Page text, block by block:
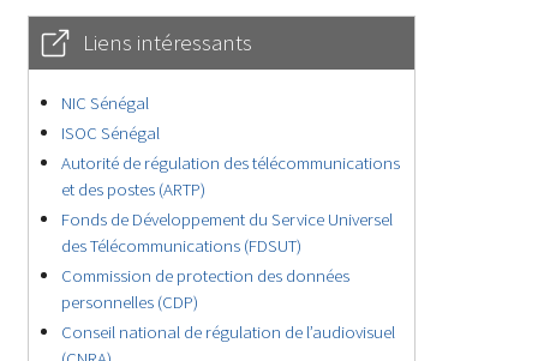
Liens intéressants
NIC Sénégal
ISOC Sénégal
Autorité de régulation des télécommunications
et des postes (ARTP)
Fonds de Développement du Service Universel
des Télécommunications (FDSUT)
Commission de protection des données
personnelles (CDP)
Conseil national de régulation de l’audiovisuel